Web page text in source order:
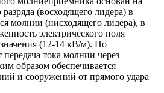
(восходящего лидера) в
молнии (нисходящего лидера), в
электрического поля
значения (12-14 кВ/м). По
тока молнии через
образом обеспечивается
и сооружений от прямого удара